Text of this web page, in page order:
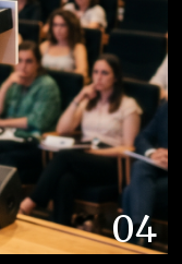
04